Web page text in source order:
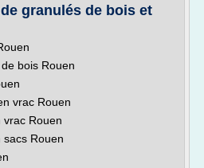
granulés de bois et
bois Rouen
vrac Rouen
vrac Rouen
sacs Rouen